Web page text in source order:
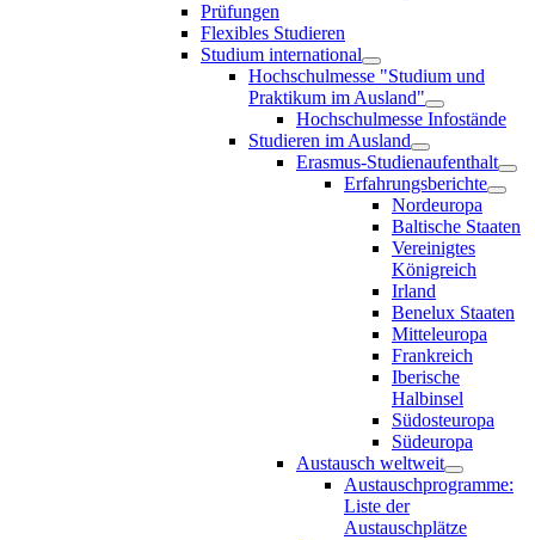
Prüfungen
Flexibles Studieren
Studium international
Hochschulmesse "Studium und
Praktikum im Ausland"
Hochschulmesse Infostände
Studieren im Ausland
Erasmus-Studienaufenthalt
Erfahrungsberichte
Nordeuropa
Baltische Staaten
Vereinigtes
Königreich
Irland
Benelux Staaten
Mitteleuropa
Frankreich
Iberische
Halbinsel
Südosteuropa
Südeuropa
Austausch weltweit
Austauschprogramme:
Liste der
Austauschplätze